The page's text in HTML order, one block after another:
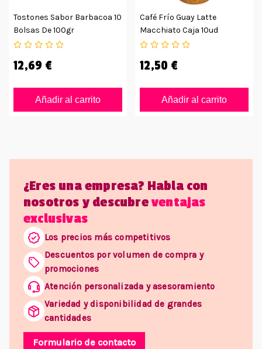
Tostones Sabor Barbacoa 10
Bolsas De 100gr
12,69 €
Añadir al carrito
Café Frío Guay Latte
Macchiato Caja 10ud
12,50 €
Añadir al carrito
¿Eres una empresa? Habla con
nosotros y descubreventajas
exclusivas
Los precios más competitivos
Descuentos por volumen de compra y
promociones
Atención personalizada y asesoramiento
Variedad y disponibilidad de grandes
cantidades
Formulario de contacto